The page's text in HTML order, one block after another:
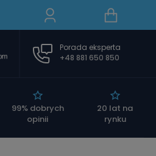
99% dobrych
opinii
20 lat na
rynku
Porada eksperta
+48 881 650 850